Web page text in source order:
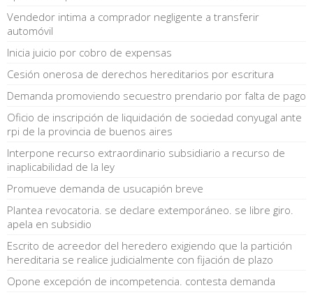
Vendedor intima a comprador negligente a transferir
automóvil
Inicia juicio por cobro de expensas
Cesión onerosa de derechos hereditarios por escritura
Demanda promoviendo secuestro prendario por falta de pago
Oficio de inscripción de liquidación de sociedad conyugal ante
rpi de la provincia de buenos aires
Interpone recurso extraordinario subsidiario a recurso de
inaplicabilidad de la ley
Promueve demanda de usucapión breve
Plantea revocatoria. se declare extemporáneo. se libre giro.
apela en subsidio
Escrito de acreedor del heredero exigiendo que la partición
hereditaria se realice judicialmente con fijación de plazo
Opone excepción de incompetencia. contesta demanda